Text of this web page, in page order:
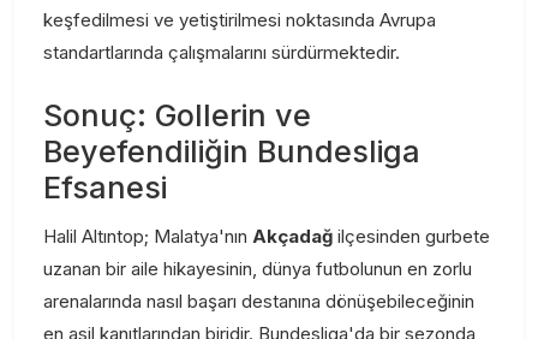
keşfedilmesi ve yetiştirilmesi noktasında Avrupa
standartlarında çalışmalarını sürdürmektedir.
Sonuç: Gollerin ve
Beyefendiliğin Bundesliga
Efsanesi
Halil Altıntop; Malatya'nın Akçadağ ilçesinden gurbete
uzanan bir aile hikayesinin, dünya futbolunun en zorlu
arenalarında nasıl başarı destanına dönüşebileceğinin
en asil kanıtlarından biridir. Bundesliga'da bir sezonda